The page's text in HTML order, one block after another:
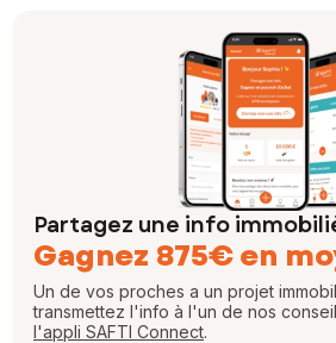
Partagez une info
Gagnez 875€ en
Un de vos proches a un projet
transmettez l'info à l'un de nos
l'appli SAFTI Connect.